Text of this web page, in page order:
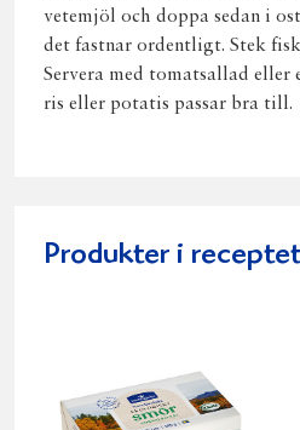
vetemjöl och doppa sedan i
det fastnar ordentligt. Stek
Servera med tomatsallad eller
ris eller potatis passar bra till.
Produkter i